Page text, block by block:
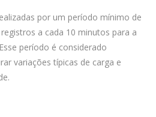
por um período mínimo de
a cada 10 minutos para a
período é considerado
variações típicas de carga e